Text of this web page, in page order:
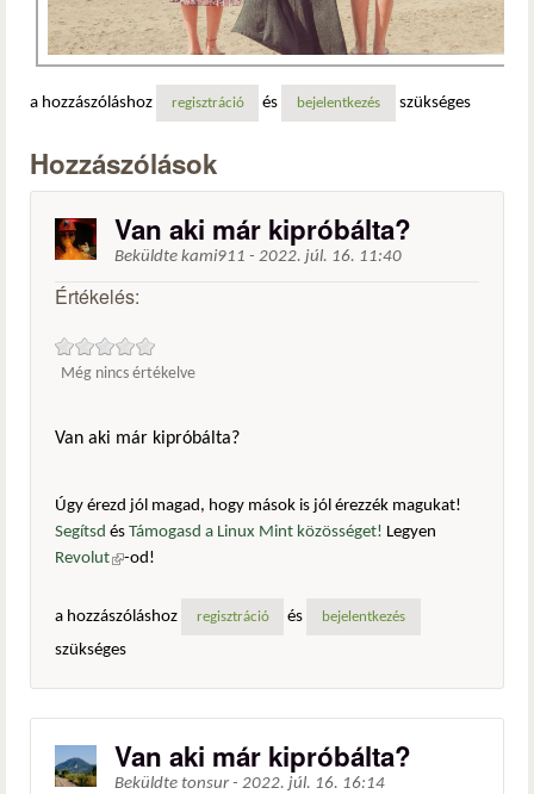
a hozzászóláshoz regisztráció és bejelentkezés szükséges
Hozzászólások
Van aki már kipróbálta?
Beküldte kami911 - 2022. júl. 16. 11:40
Értékelés:
Még nincs értékelve
Van aki már kipróbálta?
Úgy érezd jól magad, hogy mások is jól érezzék magukat!
Segítsd és Támogasd a Linux Mint közösséget! Legyen
Revolut(külső hivatkozás)
-od!
a hozzászóláshoz regisztráció és bejelentkezés
szükséges
Van aki már kipróbálta?
Beküldte tonsur- 2022. júl. 16. 16:14